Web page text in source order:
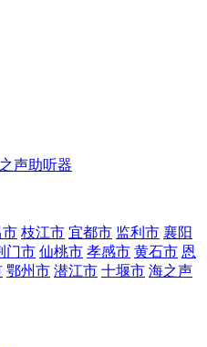
声助听器
市 枝江市 宜都市 监利市 襄阳
门市 仙桃市 孝感市 黄石市 恩
鄂州市 潜江市 十堰市 海之声